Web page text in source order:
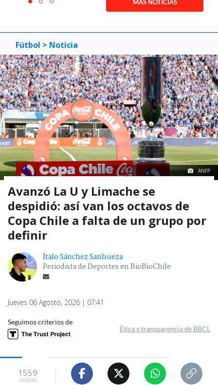
itemitemitem
MÁS NOTICIAS
Fútbol > Noticia
ANFP
Avanzó La U y Limache se
despidió: así van los octavos de
Copa Chile a falta de un grupo por
definir
Ítalo Sánchez Sanhueza
Periodista de Deportes en BioBioChile
Jueves 06 Agosto, 2026 | 07:41
Seguimos criterios de
Ética y transparencia de BBCL
1559
visitas